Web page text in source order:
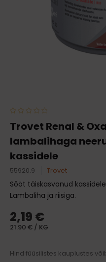
Trovet Renal &
lambalihaga
kassidele
55920.9 Trovet
Sööt täiskasvanud
Lambaliha ja riisiga.
2,19 €
21.90 € / KG
Hind füüsilistes kauplustes